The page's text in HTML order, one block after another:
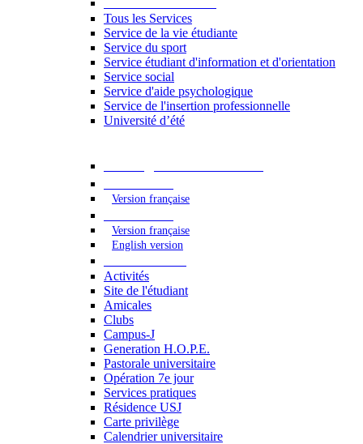
Tous les Services
Service de la vie étudiante
Service du sport
Service étudiant d'information et d'orientation
Service social
Service d'aide psychologique
Service de l'insertion professionnelle
Université d’été
Version française
Version française
English version
Activités
Site de l'étudiant
Amicales
Clubs
Campus-J
Generation H.O.P.E.
Pastorale universitaire
Opération 7e jour
Services pratiques
Résidence USJ
Carte privilège
Calendrier universitaire